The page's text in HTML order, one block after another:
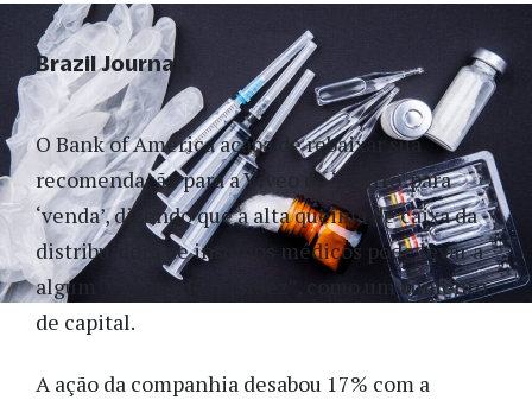
O Bank of America acaba de rebaixar sua
recomendação para a Viveo de ‘neutro’ para
‘venda’, dizendo que a alta queima de caixa da
distribuidora de insumos médicos pode levar a
algum “evento de liquidez”, como um aumento
de capital.
A ação da companhia desabou 17% com a
Brazil Journal